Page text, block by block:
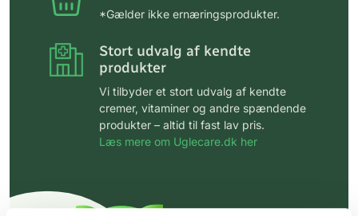
*Gælder ikke ernæringsprodukter.
Stort udvalg af kendte
produkter
Vi tilbyder et stort udvalg af kendte
cremer, vitaminer og andre spændende
produkter – altid til fast lav pris.
Læs mere om Uglecare.dk her